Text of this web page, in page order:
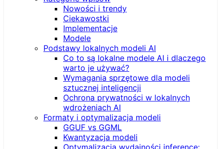
Nowości i trendy
Ciekawostki
Implementacje
Modele
Podstawy lokalnych modeli AI
Co to są lokalne modele AI i dlaczego
warto je używać?
Wymagania sprzętowe dla modeli
sztucznej inteligencji
Ochrona prywatności w lokalnych
wdrożeniach AI
Formaty i optymalizacja modeli
GGUF vs GGML
Kwantyzacja modeli
Optymalizacja wydajności inference: